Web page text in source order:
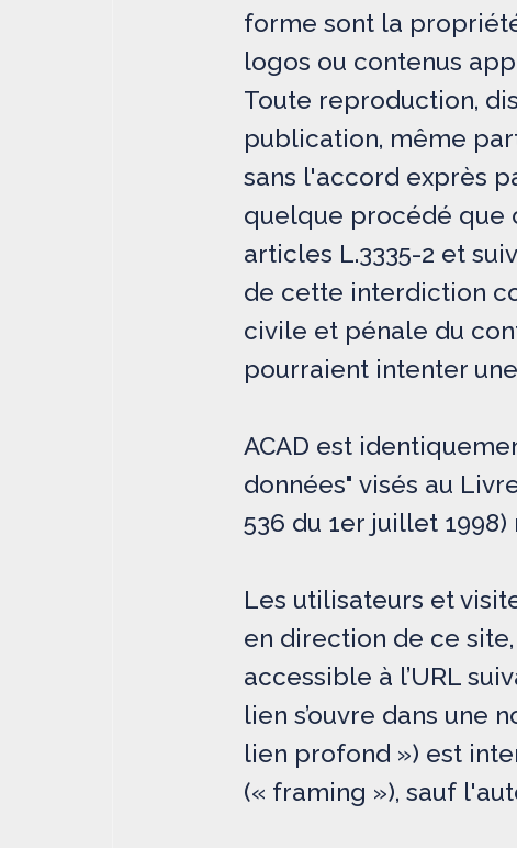
forme sont la
logos ou contenus
Toute reproduction,
publication, même
sans l'accord exprès
quelque procédé que
articles L.3335-2 et
de cette interdiction
civile et pénale du
pourraient intenter
ACAD est
données" visés au
536 du 1er juillet
Les utilisateurs et
en direction de ce
accessible à l’URL
lien s’ouvre dans une
lien profond ») est
(« framing »), sauf